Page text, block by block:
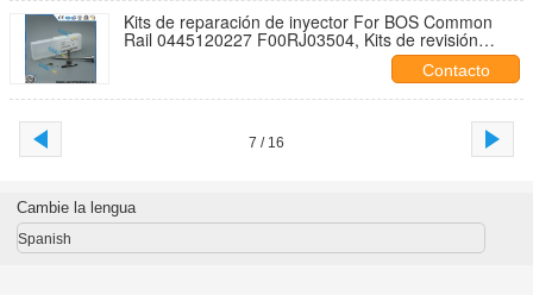
Kits de reparación de inyector For BOS Common
Rail 0445120227 F00RJ03504, Kits de revisión
DLLA151P2182 F00R J03 504 F00RJ03504
Contacto
7 / 16
Cambie la lengua
Spanish